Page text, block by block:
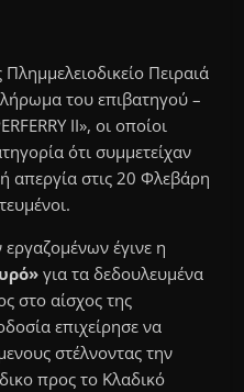
Πειραιά
του επιβατηγού –
II», οι οποίοι
ότι συμμετείχαν
απεργία στις 20 Φλεβάρη
έγινε η
για τα δεδουλευμένα
στο αίσχος της
επιχείρησε να
στέλνοντας την
προς το Κλαδικό